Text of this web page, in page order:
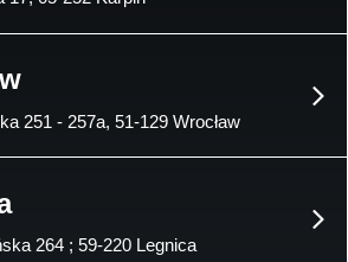
251 - 257a, 51-129 Wrocław
264 ; 59-220 Legnica